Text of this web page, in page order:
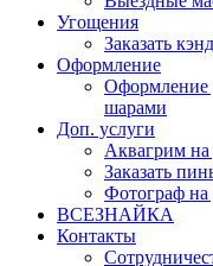
Угощения
Заказать
Оформление
Оформление
шарами
Доп. услуги
Аквагрим на
Заказать
Фотограф на
ВСЕЗНАЙКА
Контакты